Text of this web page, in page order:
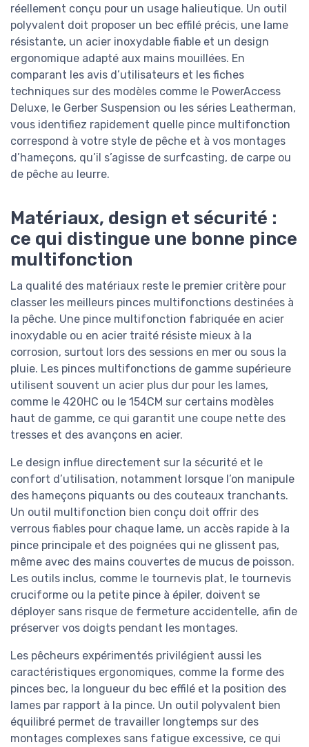
réellement conçu pour un usage halieutique. Un outil
polyvalent doit proposer un bec effilé précis, une lame
résistante, un acier inoxydable fiable et un design
ergonomique adapté aux mains mouillées. En
comparant les avis d’utilisateurs et les fiches
techniques sur des modèles comme le PowerAccess
Deluxe, le Gerber Suspension ou les séries Leatherman,
vous identifiez rapidement quelle pince multifonction
correspond à votre style de pêche et à vos montages
d’hameçons, qu’il s’agisse de surfcasting, de carpe ou
de pêche au leurre.
Matériaux, design et sécurité :
ce qui distingue une bonne pince
multifonction
La qualité des matériaux reste le premier critère pour
classer les meilleurs pinces multifonctions destinées à
la pêche. Une pince multifonction fabriquée en acier
inoxydable ou en acier traité résiste mieux à la
corrosion, surtout lors des sessions en mer ou sous la
pluie. Les pinces multifonctions de gamme supérieure
utilisent souvent un acier plus dur pour les lames,
comme le 420HC ou le 154CM sur certains modèles
haut de gamme, ce qui garantit une coupe nette des
tresses et des avançons en acier.
Le design influe directement sur la sécurité et le
confort d’utilisation, notamment lorsque l’on manipule
des hameçons piquants ou des couteaux tranchants.
Un outil multifonction bien conçu doit offrir des
verrous fiables pour chaque lame, un accès rapide à la
pince principale et des poignées qui ne glissent pas,
même avec des mains couvertes de mucus de poisson.
Les outils inclus, comme le tournevis plat, le tournevis
cruciforme ou la petite pince à épiler, doivent se
déployer sans risque de fermeture accidentelle, afin de
préserver vos doigts pendant les montages.
Les pêcheurs expérimentés privilégient aussi les
caractéristiques ergonomiques, comme la forme des
pinces bec, la longueur du bec effilé et la position des
lames par rapport à la pince. Un outil polyvalent bien
équilibré permet de travailler longtemps sur des
montages complexes sans fatigue excessive, ce qui